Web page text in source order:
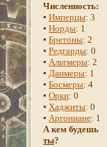
Численность:
▪Имперцы: 3
▪Норды: 1
▪Бретоны: 2
▪Редгарды: 0
▪Альтмеры: 2
▪Данмеры: 1
▪Босмеры: 4
▪Орки: 0
▪Хаджиты: 0
▪Аргониане: 1
А кем будешь
ты?